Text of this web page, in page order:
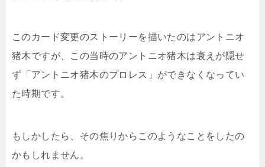
このカード変更のストーリーを描いたのはアントニオ
猪木ですが、この当時のアントニオ猪木は衰えが隠せ
ず「アントニオ猪木のプロレス」ができなくなってい
た時期です。
もしかしたら、その焦りからこのようなことをしたの
かもしれません。